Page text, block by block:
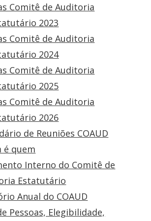
Comitê de Auditoria
2023
Comitê de Auditoria
2024
Comitê de Auditoria
2025
Comitê de Auditoria
2026
de Reuniões COAUD
é quem
Interno do Comitê de
Estatutário
Anual do COAUD
Pessoas, Elegibilidade,